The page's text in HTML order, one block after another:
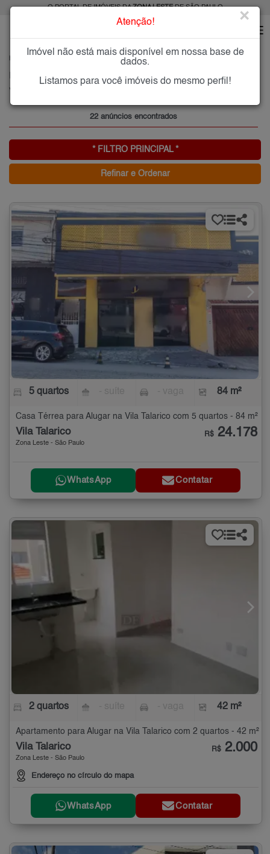
O PORTAL DE IMÓVEIS DAZONA LESTEDE SÃO PAULO
VILA TALARICO
Vila Talarico, Zona Leste
22 anúncios encontrados
* FILTRO PRINCIPAL *
Refinar e Ordenar
5 quartos 84 m²
Casa Térrea para Alugar na Vila Talarico com 5 quartos - 84 m²
Vila Talarico
Zona Leste - São Paulo
R$ 24.178
WhatsApp Contatar
2 quartos 42 m²
Apartamento para Alugar na Vila Talarico com 2 quartos - 42 m²
Vila Talarico
Zona Leste - São Paulo
Endereço no círculo do mapa
R$ 2.000
WhatsApp Contatar
Atenção! ×
Imóvel não está mais disponível em nossa base de
dados.
Listamos para você imóveis do mesmo perfil!